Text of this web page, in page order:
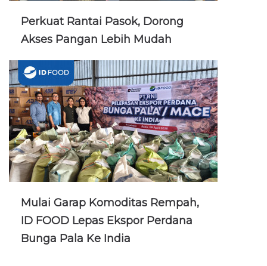
Perkuat Rantai Pasok, Dorong
Akses Pangan Lebih Mudah
Mulai Garap Komoditas Rempah,
ID FOOD Lepas Ekspor Perdana
Bunga Pala Ke India